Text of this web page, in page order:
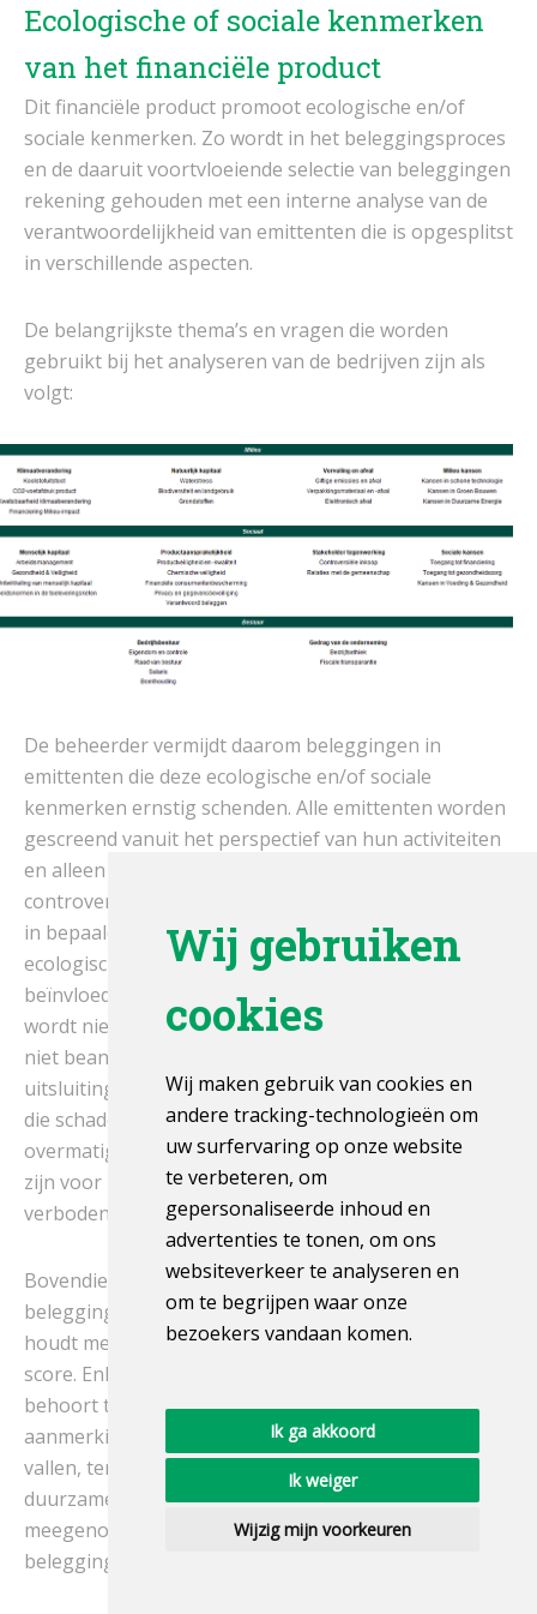
Wij gebruiken
cookies
Wij maken gebruik van cookies en
andere tracking-technologieën om
uw surfervaring op onze website
te verbeteren, om
gepersonaliseerde inhoud en
advertenties te tonen, om ons
websiteverkeer te analyseren en
om te begrijpen waar onze
bezoekers vandaan komen.
Ik ga akkoord
Ik weiger
Wijzig mijn voorkeuren
Ecologische of sociale kenmerken
van het financiële product
Dit financiële product promoot ecologische en/of
sociale kenmerken. Zo wordt in het beleggingsproces
en de daaruit voortvloeiende selectie van beleggingen
rekening gehouden met een interne analyse van de
verantwoordelijkheid van emittenten die is opgesplitst
in verschillende aspecten.
De belangrijkste thema’s en vragen die worden
gebruikt bij het analyseren van de bedrijven zijn als
volgt:
De beheerder vermijdt daarom beleggingen in
emittenten die deze ecologische en/of sociale
kenmerken ernstig schenden. Alle emittenten worden
gescreend vanuit het perspectief van hun activiteiten
en alleen emittenten die niet betrokken zijn bij
controversiële (ernstige) activiteiten en niet actief zijn
in bepaalde controversiële sectoren die deze
ecologische en/of sociale kenmerken negatief
beïnvloeden, kunnen worden geselecteerd. Hierbij
wordt niet belegd in bedrijven waarvan de activiteiten
niet beantwoorden aan de criteria zoals bepaald in de
uitsluitingstabel. Zo zijn investeringen in activiteiten
die schadelijk zijn voor de diergezondheid of die het
overmatig gebruik van biociden die schadelijk kunnen
zijn voor het milieu of de biodiversiteit aanmoedigen
verboden.
Bovendien is één van de criteria die de duurzame
beleggingen van AAM definieert, die welke rekening
houdt met de beste bedrijven op het gebied van ESG
score. Enkel bedrijven die een ESG score hebben die
behoort tot de beste 75% van hun sector komen in
aanmerking om onder deze positieve selectie te
vallen, tenzij het gaat om Groene, sociale en
duurzame Obligaties, die automatisch worden
meegenomen in de berekening van het duurzame
beleggingsgedeelte van de portefeuille.